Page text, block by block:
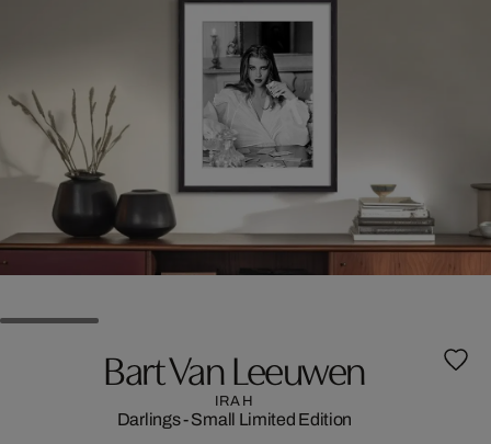
Bart Van Leeuwen
IRAH
Darlings - Small Limited Edition